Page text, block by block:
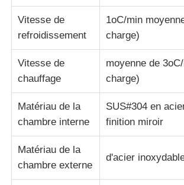
Vitesse de
refroidissement
1oC/min
charge)
Vitesse de
chauffage
moyenne de
charge)
Matériau de la
chambre interne
SUS#304 en
finition miroir
Matériau de la
chambre externe
d'acier